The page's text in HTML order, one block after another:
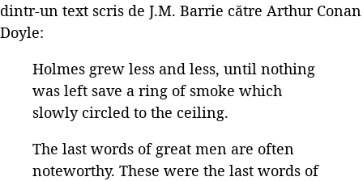
dintr-un text scris de J.M. Barrie către Arthur Conan
Doyle:
Holmes grew less and less, until nothing
was left save a ring of smoke which
slowly circled to the ceiling.
The last words of great men are often
noteworthy. These were the last words of